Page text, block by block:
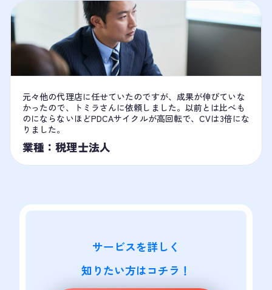
元々他の代理店に任せていたのですが、成果が伸びていな
かったので、トミラさんに依頼しました。以前とは比べも
のにならないほどPDCAサイクルが高回転で、CVは3倍にな
りました。
業種：税理士法人
サービスを詳しく
知りたい方はコチラ！